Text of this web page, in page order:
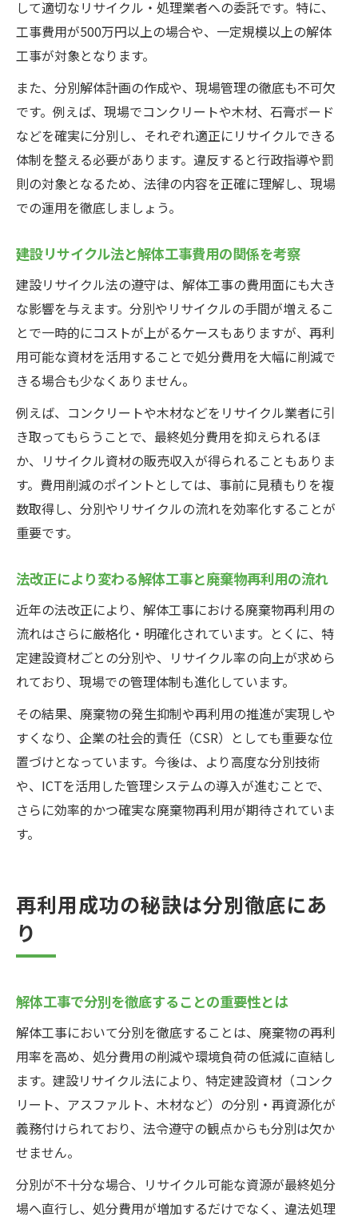
して適切なリサイクル・処理業者への委託です。特に、
工事費用が500万円以上の場合や、一定規模以上の解体
工事が対象となります。
また、分別解体計画の作成や、現場管理の徹底も不可欠
です。例えば、現場でコンクリートや木材、石膏ボード
などを確実に分別し、それぞれ適正にリサイクルできる
体制を整える必要があります。違反すると行政指導や罰
則の対象となるため、法律の内容を正確に理解し、現場
での運用を徹底しましょう。
建設リサイクル法と解体工事費用の関係を考察
建設リサイクル法の遵守は、解体工事の費用面にも大き
な影響を与えます。分別やリサイクルの手間が増えるこ
とで一時的にコストが上がるケースもありますが、再利
用可能な資材を活用することで処分費用を大幅に削減で
きる場合も少なくありません。
例えば、コンクリートや木材などをリサイクル業者に引
き取ってもらうことで、最終処分費用を抑えられるほ
か、リサイクル資材の販売収入が得られることもありま
す。費用削減のポイントとしては、事前に見積もりを複
数取得し、分別やリサイクルの流れを効率化することが
重要です。
法改正により変わる解体工事と廃棄物再利用の流れ
近年の法改正により、解体工事における廃棄物再利用の
流れはさらに厳格化・明確化されています。とくに、特
定建設資材ごとの分別や、リサイクル率の向上が求めら
れており、現場での管理体制も進化しています。
その結果、廃棄物の発生抑制や再利用の推進が実現しや
すくなり、企業の社会的責任（CSR）としても重要な位
置づけとなっています。今後は、より高度な分別技術
や、ICTを活用した管理システムの導入が進むことで、
さらに効率的かつ確実な廃棄物再利用が期待されていま
す。
再利用成功の秘訣は分別徹底にあ
り
解体工事で分別を徹底することの重要性とは
解体工事において分別を徹底することは、廃棄物の再利
用率を高め、処分費用の削減や環境負荷の低減に直結し
ます。建設リサイクル法により、特定建設資材（コンク
リート、アスファルト、木材など）の分別・再資源化が
義務付けられており、法令遵守の観点からも分別は欠か
せません。
分別が不十分な場合、リサイクル可能な資源が最終処分
場へ直行し、処分費用が増加するだけでなく、違法処理